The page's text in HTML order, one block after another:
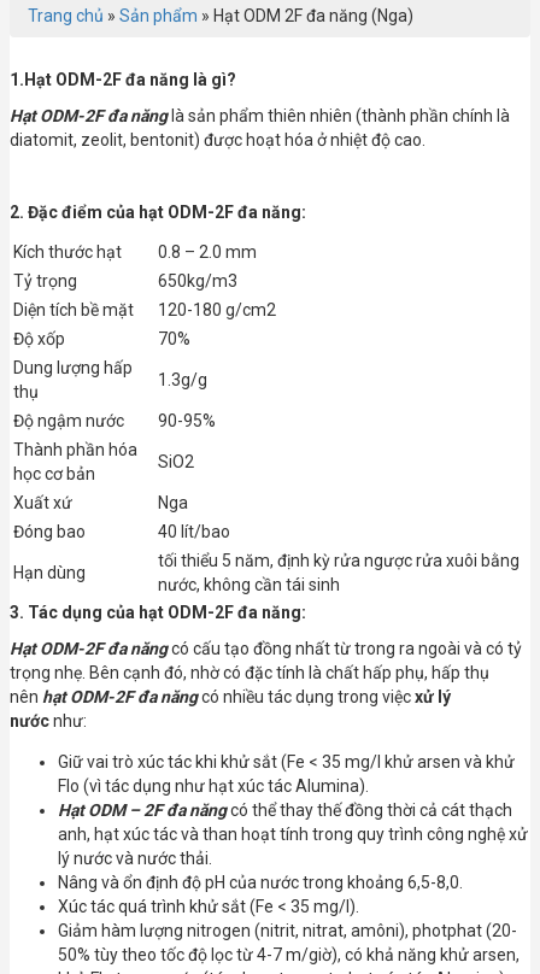
Trang chủ » Sản phẩm » Hạt ODM 2F đa năng (Nga)
1.Hạt ODM-2F đa năng là gì?
Hạt ODM-2F đa năng là sản phẩm thiên nhiên (thành phần chính là
diatomit, zeolit, bentonit) được hoạt hóa ở nhiệt độ cao.
2. Đặc điểm của hạt ODM-2F đa năng:
Kích thước hạt
0.8 – 2.0 mm
Tỷ trọng
650kg/m3
Diện tích bề mặt
120-180 g/cm2
Độ xốp
70%
Dung lượng hấp
thụ
1.3g/g
Độ ngậm nước
90-95%
Thành phần hóa
học cơ bản
SiO2
Xuất xứ
Nga
Đóng bao
40 lít/bao
Hạn dùng
tối thiểu 5 năm, định kỳ rửa ngược rửa xuôi bằng
nước, không cần tái sinh
3. Tác dụng của hạt ODM-2F đa năng:
Hạt ODM-2F đa năngcó cấu tạo đồng nhất từ trong ra ngoài và có tỷ
trọng nhẹ. Bên cạnh đó, nhờ có đặc tính là chất hấp phụ, hấp thụ
nên hạt ODM-2F đa năngcó nhiều tác dụng trong việcxử lý
nướcnhư:
Giữ vai trò xúc tác khi khử sắt (Fe < 35 mg/l khử arsen và khử
Flo (vì tác dụng như hạt xúc tác Alumina).
Hạt ODM – 2F đa năngcó thể thay thế đồng thời cả cát thạch
anh, hạt xúc tác và than hoạt tính trong quy trình công nghệ xử
lý nước và nước thải.
Nâng và ổn định độ pH của nước trong khoảng 6,5-8,0.
Xúc tác quá trình khử sắt (Fe < 35 mg/l).
Giảm hàm lượng nitrogen (nitrit, nitrat, amôni), photphat (20-
50% tùy theo tốc độ lọc từ 4-7 m/giờ), có khả năng khử arsen,